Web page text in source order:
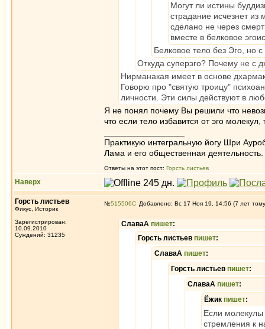
Могут ли истины
страдание исчезнет
сделано не через
вместе в белковое
Белковое тело без Эго, но
Откуда суперэго? Почему не с
Нирманакая имеет в основе
Говорю про "святую троицу"
личности. Эти силы действуют в
Я не понял почему Вы решили что
что если тело избавится от эго
Практикую интегральную йогу Шри
Лама и его общественная деятельность.
Ответы на этот пост: Горсть листьев
Наверх
Горсть листьев
Фикус, Историк
Зарегистрирован:
10.09.2010
Суждений: 31235
№515506 Добавлено: Вс 17 Ноя 19, 14:56 (7 лет
СлаваА пишет:
Горсть листьев пишет:
СлаваА пишет:
Горсть листьев пишет:
СлаваА пишет:
Ёжик пишет:
Если молекулы
стремления к